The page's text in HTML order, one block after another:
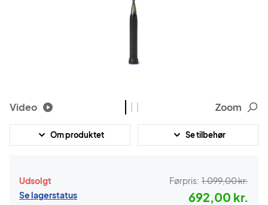
Video Zoom
Om produktet Se tilbehør
Udsolgt
Se lagerstatus
Førpris: 1.099,00 kr.
692,00 kr.